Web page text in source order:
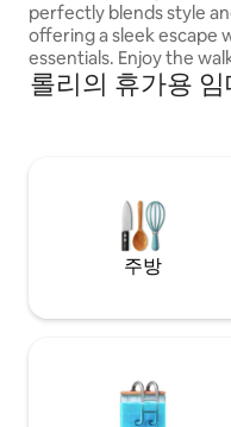
perfectly blends style
offering a sleek escape
essentials. Enjoy the
access the property
miles to Chavis Park 🚶 1
miles to RDU **Also, if traveling to
Raleigh to look for a
stay could be FREE
롤리의 휴가용
주방